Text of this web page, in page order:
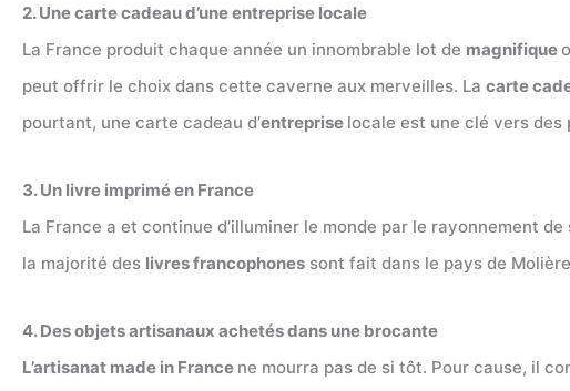
2. Une carte cadeau d’une entreprise locale
La France produit chaque année un innombrable lot de magnifique
peut offrir le choix dans cette caverne aux merveilles. La carte
pourtant, une carte cadeau d’entreprise locale est une clé vers des
3. Un livre imprimé en France
La France a et continue d’illuminer le monde par le rayonnement de
la majorité des livres francophones sont fait dans le pays de
4. Des objets artisanaux achetés dans une brocante
L’artisanat made in France ne mourra pas de si tôt. Pour cause, il